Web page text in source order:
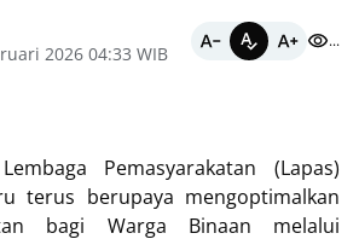
2026 04:33 WIB
...
Pemasyarakatan (Lapas)
terus berupaya mengoptimalkan
bagi Warga Binaan melalui